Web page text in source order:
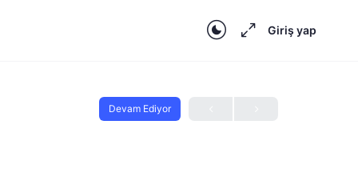
Giriş yap
Devam Ediyor